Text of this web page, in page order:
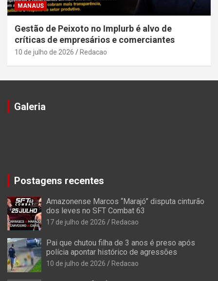
MANAUS
Gestão de Peixoto no Implurb é alvo de
críticas de empresários e comerciantes
10 de julho de 2026 Redacao
Galeria
Postagens recentes
Amazonense Marcos “Marajó” disputa cinturão
dos leves no SFT Combat 63
17 de julho de 2026 Redacao
Pai que chutou filha de 3 anos é preso após
polícia apontar histórico de agressões
10 de julho de 2026 Redacao